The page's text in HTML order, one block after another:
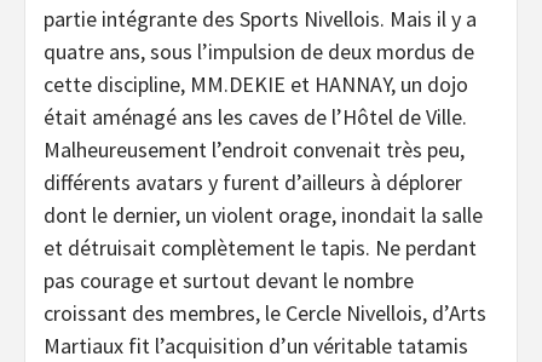
partie intégrante des Sports Nivellois. Mais il y a
quatre ans, sous l’impulsion de deux mordus de
cette discipline, MM.DEKIE et HANNAY, un dojo
était aménagé ans les caves de l’Hôtel de Ville.
Malheureusement l’endroit convenait très peu,
différents avatars y furent d’ailleurs à déplorer
dont le dernier, un violent orage, inondait la salle
et détruisait complètement le tapis. Ne perdant
pas courage et surtout devant le nombre
croissant des membres, le Cercle Nivellois, d’Arts
Martiaux fit l’acquisition d’un véritable tatamis